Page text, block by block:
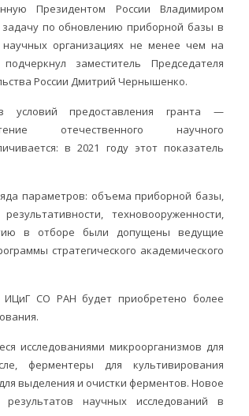
Президентом России Владимиром
по обновлению приборной базы в
организациях не менее чем на
заместитель Председателя
России Дмитрий Чернышенко.
условий предоставления гранта —
отечественного научного
в 2021 году этот показатель
параметров: объема приборной базы,
техновооруженности,
в отборе были допущены ведущие
стратегического академического
ИЦиГ СО РАН будет приобретено более
исследованиями микроорганизмов для
ферментеры для культивирования
выделения и очистки ферментов. Новое
научных исследований в